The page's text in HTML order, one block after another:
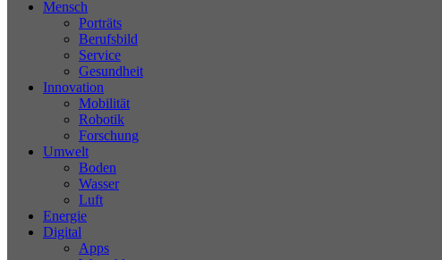
Mensch
Porträts
Berufsbild
Service
Gesundheit
Innovation
Mobilität
Robotik
Forschung
Umwelt
Boden
Wasser
Luft
Energie
Digital
Apps